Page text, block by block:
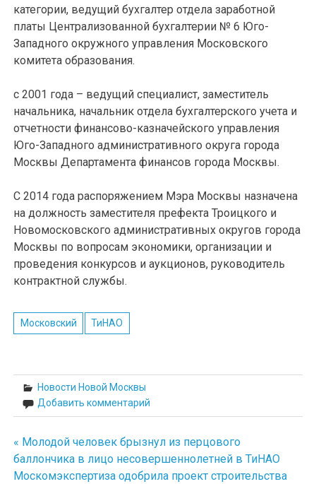
категории, ведущий бухгалтер отдела заработной
платы Централизованной бухгалтерии № 6 Юго-
Западного окружного управления Московского
комитета образования.
с 2001 года – ведущий специалист, заместитель
начальника, начальник отдела бухгалтерского учета и
отчетности финансово-казначейского управления
Юго-Западного административного округа города
Москвы Департамента финансов города Москвы.
С 2014 года распоряжением Мэра Москвы назначена
на должность заместителя префекта Троицкого и
Новомосковского административных округов города
Москвы по вопросам экономики, организации и
проведения конкурсов и аукционов, руководитель
контрактной службы.
Московский ТиНАО
Новости Новой Москвы
Добавить комментарий
Навигация
по
« Молодой человек брызнул из перцового
баллончика в лицо несовершеннолетней в ТиНАО
Москомэкспертиза одобрила проект строительства